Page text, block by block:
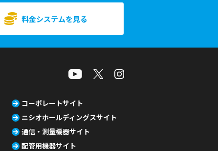
料金システムを見る
コーポレートサイト
ニシオホールディングスサイト
通信・測量機器サイト
配管用機器サイト